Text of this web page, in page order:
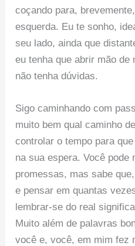
coçando para,
esquerda. Eu te sonho,
seu lado, ainda que
eu tenha que abrir mão de
não tenha dúvidas.
Sigo caminhando com
muito bem qual caminho
controlar o tempo para
na sua espera. Você pode
promessas, mas sabe
e pensar em quantas
lembrar-se do real
Muito além de palavras
você e, você, em mim fez